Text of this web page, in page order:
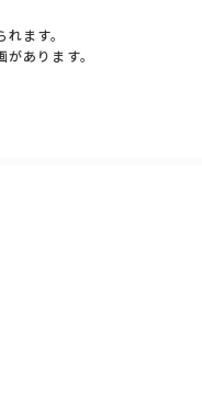
ます。
あります。